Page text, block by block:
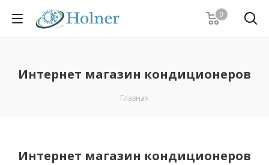
0
Интернет магазин кондиционеров
Главная
Интернет магазин кондиционеров